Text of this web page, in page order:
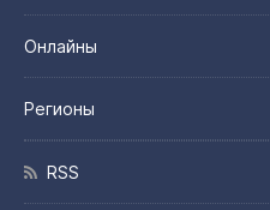
Онлайны
Регионы
RSS